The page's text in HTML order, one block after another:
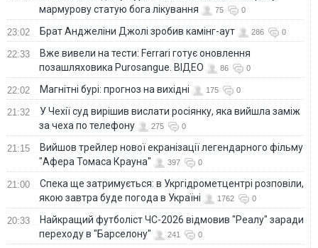
мармурову статую бога лікування
75 0
23:02 Брат Анджеліни Джолі зробив камінг-аут 286 0
22:33
Вже вивели на тести: Ferrari готує оновлення
позашляховика Purosangue. ВІДЕО
86 0
22:02 Магнітні бурі: прогноз на вихідні 175 0
21:32
У Чехії суд вирішив вислати росіянку, яка вийшла заміж
за чеха по телефону
275 0
21:15
Вийшов трейлер нової екранізації легендарного фільму
"Афера Томаса Крауна"
397 0
21:00
Спека ще затримується: в Укргідрометцентрі розповіли,
якою завтра буде погода в Україні
1762 0
20:33
Найкращий футболіст ЧС-2026 відмовив "Реалу" заради
переходу в "Барселону"
241 0